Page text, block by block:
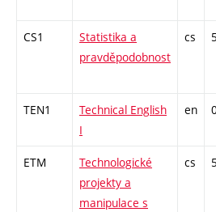
CS1
Statistika a
pravděpodobnost
cs 5
TEN1
Technical English
I
en
ETM
Technologické
projekty a
manipulace s
cs 5